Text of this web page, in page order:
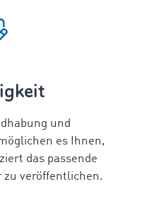
und
es Ihnen,
das passende
zu veröffentlichen.